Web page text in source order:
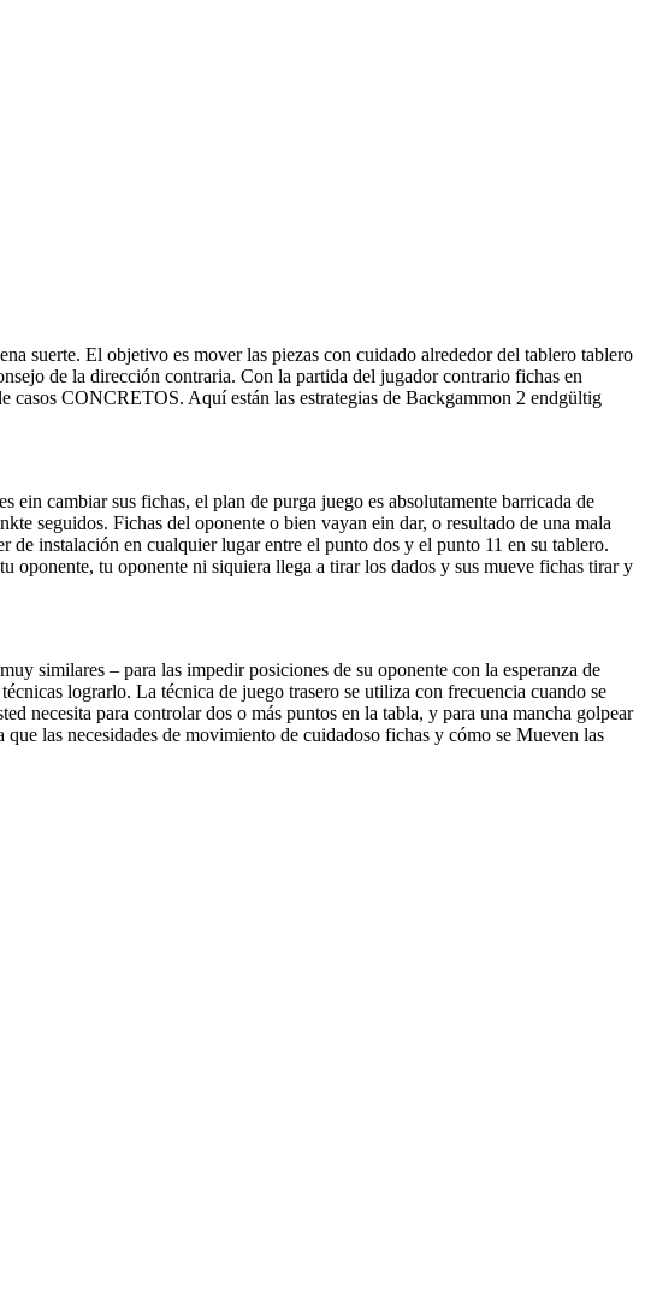
suerte. El objetivo es mover las piezas con cuidado alrededor del tablero tablero
de la dirección contraria. Con la partida del jugador contrario fichas en
casos CONCRETOS. Aquí están las estrategias de Backgammon 2 endgültig
ein cambiar sus fichas, el plan de purga juego es absolutamente barricada de
seguidos. Fichas del oponente o bien vayan ein dar, o resultado de una mala
de instalación en cualquier lugar entre el punto dos y el punto 11 en su tablero.
tu oponente ni siquiera llega a tirar los dados y sus mueve fichas tirar y
similares – para las impedir posiciones de su oponente con la esperanza de
lograrlo. La técnica de juego trasero se utiliza con frecuencia cuando se
necesita para controlar dos o más puntos en la tabla, y para una mancha golpear
las necesidades de movimiento de cuidadoso fichas y cómo se Mueven las